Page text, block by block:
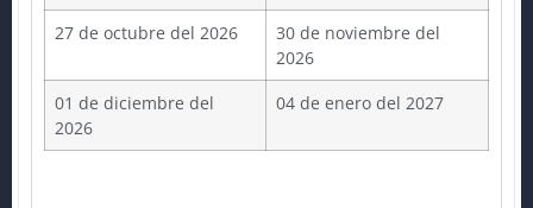
27 de octubre del 2026
30 de noviembre del
2026
01 de diciembre del
2026
04 de enero del 2027